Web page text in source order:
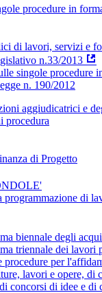
procedure in
di lavori, servizi e
n.33/2013
singole procedure
n. 190/2012
aggiudicatrici e
procedura
di Progetto
di
biennale degli
triennale dei lavori
per
lavori e opere, di
concorsi di idee e di